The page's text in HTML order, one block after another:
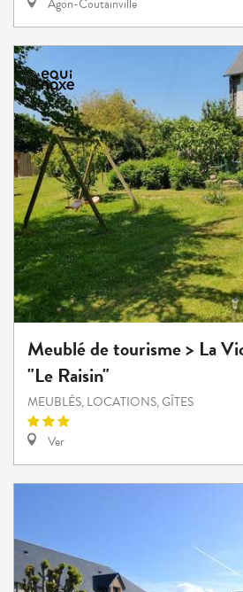
Agon-Coutainville
Meublé de tourisme > La
"Le Raisin"
MEUBLÉS, LOCATIONS, GÎTES
Ver